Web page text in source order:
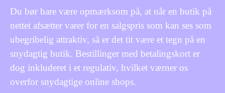
Du bør bare være opmærksom på, at når en butik på
nettet afsætter varer for en salgspris som kan ses som
ubegribelig attraktiv, så er det tit være et tegn på en
snydagtig butik. Bestillinger med betalingskort er
dog inkluderet i et regulativ, hvilket værner os
overfor snydagtige online shops.